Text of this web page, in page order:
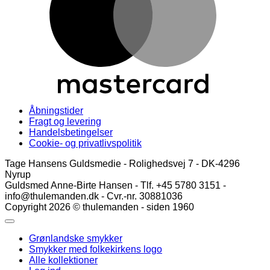
Åbningstider
Fragt og levering
Handelsbetingelser
Cookie- og privatlivspolitik
Tage Hansens Guldsmedie - Rolighedsvej 7 - DK-4296
Nyrup
Guldsmed Anne-Birte Hansen - Tlf. +45 5780 3151 -
info@thulemanden.dk - Cvr.-nr. 30881036
Copyright 2026 © thulemanden - siden 1960
Grønlandske smykker
Smykker med folkekirkens logo
Alle kollektioner